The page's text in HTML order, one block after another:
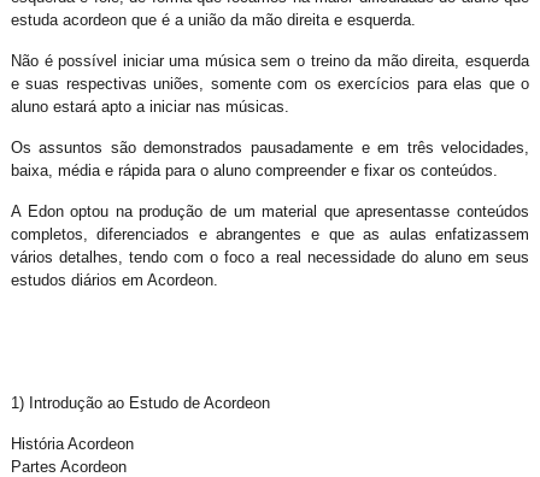
estuda acordeon que é a união da mão direita e esquerda.
Não é possível iniciar uma música sem o treino da mão direita, esquerda
e suas respectivas uniões, somente com os exercícios para elas que o
aluno estará apto a iniciar nas músicas.
Os assuntos são demonstrados pausadamente e em três velocidades,
baixa, média e rápida para o aluno compreender e fixar os conteúdos.
A Edon optou na produção de um material que apresentasse conteúdos
completos, diferenciados e abrangentes e que as aulas enfatizassem
vários detalhes, tendo com o foco a real necessidade do aluno em seus
estudos diários em Acordeon.
1) Introdução ao Estudo de Acordeon
História Acordeon
Partes Acordeon